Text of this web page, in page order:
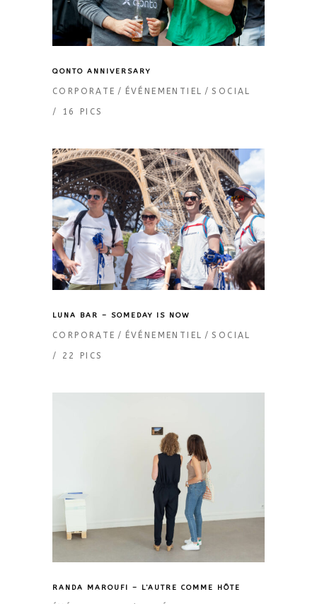
QONTO ANNIVERSARY
CORPORATE ÉVÉNEMENTIEL SOCIAL
16 PICS
LUNA BAR – SOMEDAY IS NOW
CORPORATE ÉVÉNEMENTIEL SOCIAL
22 PICS
RANDA MAROUFI – L’AUTRE COMME HÔTE